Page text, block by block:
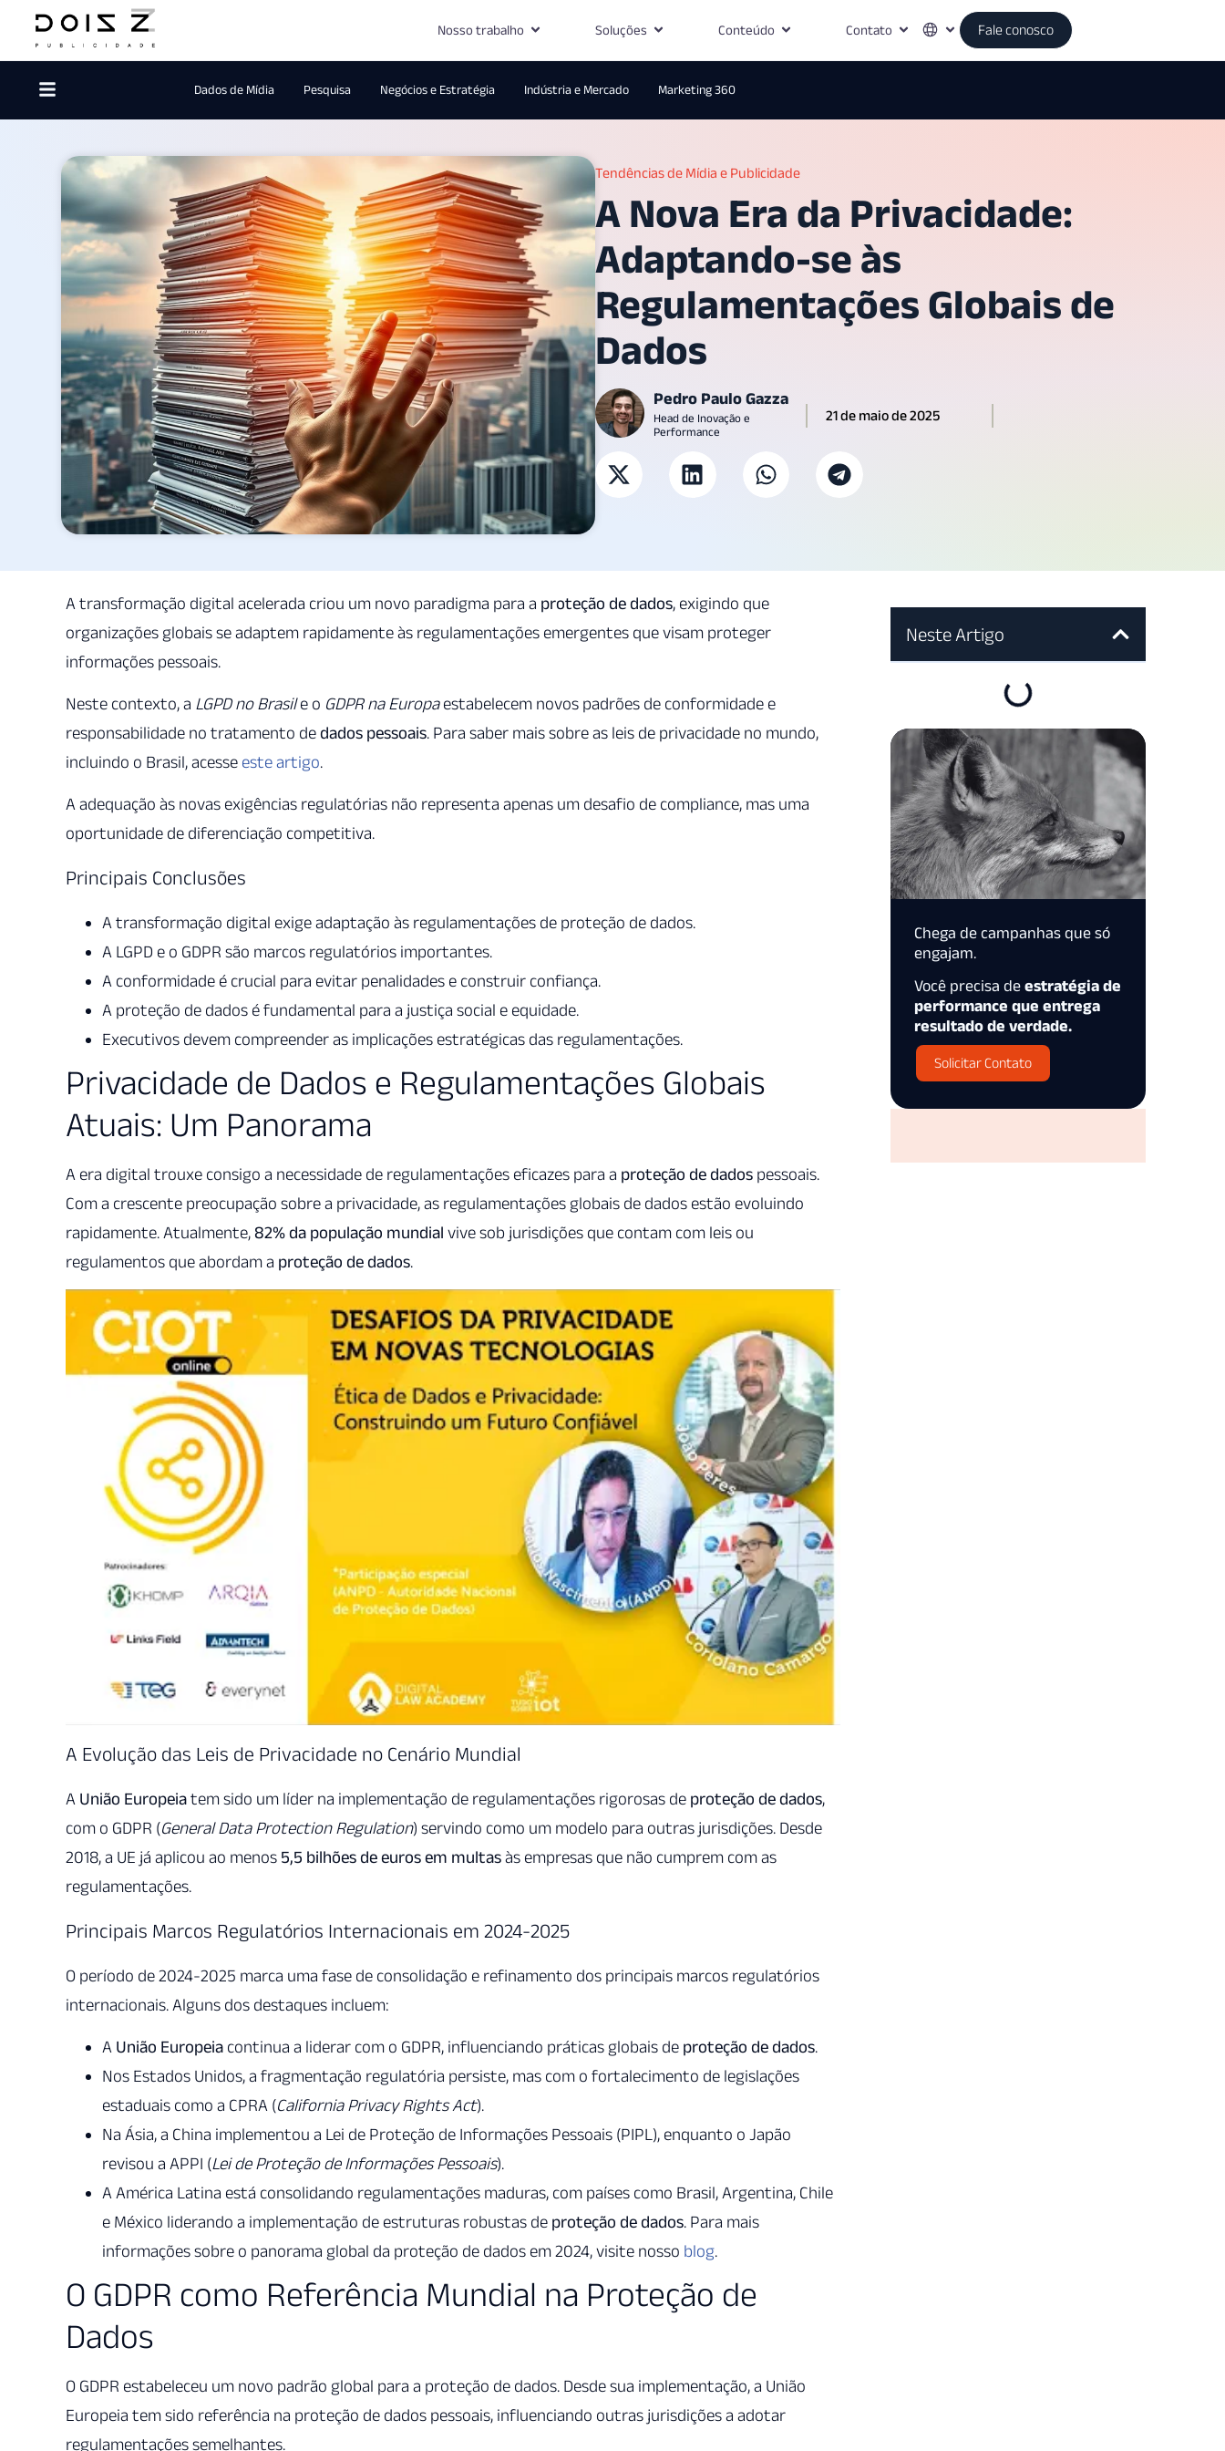
Nosso trabalho Soluções Conteúdo Contato Fale conosco
Dados de Mídia Pesquisa Negócios e Estratégia Indústria e Mercado Marketing 360
Tendências de Mídia e Publicidade
A Nova Era da Privacidade:
Adaptando-se às
Regulamentações Globais de
Dados
Pedro Paulo Gazza
Head de Inovação e
Performance
21 de maio de 2025
A transformação digital acelerada criou um novo paradigma para a proteção de dados, exigindo que
organizações globais se adaptem rapidamente às regulamentações emergentes que visam proteger
informações pessoais.
Neste contexto, a LGPD no Brasile o GDPR na Europaestabelecem novos padrões de conformidade e
responsabilidade no tratamento dedados pessoais. Para saber mais sobre as leis de privacidade no mundo,
incluindo o Brasil, acesse este artigo.
A adequação às novas exigências regulatórias não representa apenas um desafio de compliance, mas uma
oportunidade de diferenciação competitiva.
Principais Conclusões
A transformação digital exige adaptação às regulamentações de proteção de dados.
A LGPD e o GDPR são marcos regulatórios importantes.
A conformidade é crucial para evitar penalidades e construir confiança.
A proteção de dados é fundamental para a justiça social e equidade.
Executivos devem compreender as implicações estratégicas das regulamentações.
Privacidade de Dados e Regulamentações Globais
Atuais: Um Panorama
A era digital trouxe consigo a necessidade de regulamentações eficazes para a proteção de dados pessoais.
Com a crescente preocupação sobre a privacidade, as regulamentações globais de dados estão evoluindo
rapidamente. Atualmente, 82% da população mundial vive sob jurisdições que contam com leis ou
regulamentos que abordam a proteção de dados.
A Evolução das Leis de Privacidade no Cenário Mundial
A União Europeiatem sido um líder na implementação de regulamentações rigorosas de proteção de dados,
com o GDPR (General Data Protection Regulation) servindo como um modelo para outras jurisdições. Desde
2018, a UE já aplicou ao menos 5,5 bilhões de euros em multasàs empresas que não cumprem com as
regulamentações.
Principais Marcos Regulatórios Internacionais em 2024-2025
O período de 2024-2025 marca uma fase de consolidação e refinamento dos principais marcos regulatórios
internacionais. Alguns dos destaques incluem:
A União Europeia continua a liderar com o GDPR, influenciando práticas globais de proteção de dados.
Nos Estados Unidos, a fragmentação regulatória persiste, mas com o fortalecimento de legislações
estaduais como a CPRA (California Privacy Rights Act).
Na Ásia, a China implementou a Lei de Proteção de Informações Pessoais (PIPL), enquanto o Japão
revisou a APPI (Lei de Proteção de Informações Pessoais).
A América Latina está consolidando regulamentações maduras, com países como Brasil, Argentina, Chile
e México liderando a implementação de estruturas robustas de proteção de dados. Para mais
informações sobre o panorama global da proteção de dados em 2024, visite nosso blog.
O GDPR como Referência Mundial na Proteção de
Dados
O GDPR estabeleceu um novo padrão global para a proteção de dados. Desde sua implementação, a União
Europeia tem sido referência na proteção de dados pessoais, influenciando outras jurisdições a adotar
regulamentações semelhantes.
Neste Artigo
Chega de campanhas que só
engajam.
Você precisa de estratégia de
performance que entrega
resultado de verdade.
Solicitar Contato